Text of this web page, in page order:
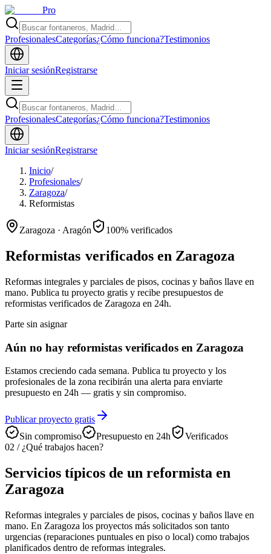
Pro
ProfesionalesCategorías¿Cómo funciona?Testimonios
Iniciar sesiónRegistrarse
ProfesionalesCategorías¿Cómo funciona?Testimonios
Iniciar sesiónRegistrarse
Inicio/
Profesionales/
Zaragoza/
Reformistas
Zaragoza · Aragón 100% verificados
Reformistas verificados en Zaragoza
Reformas integrales y parciales de pisos, cocinas y baños llave en
mano. Publica tu proyecto gratis y recibe presupuestos de
reformistas verificados de Zaragoza en 24h.
Parte sin asignar
Aún no hay reformistas verificados en Zaragoza
Estamos creciendo cada semana. Publica tu proyecto y los
profesionales de la zona recibirán una alerta para enviarte
presupuesto en 24h — gratis y sin compromiso.
Publicar proyecto gratis
Sin compromiso
Presupuesto en 24h
Verificados
02 / ¿Qué trabajos hacen?
Servicios típicos de un reformista en
Zaragoza
Reformas integrales y parciales de pisos, cocinas y baños llave en
mano. En Zaragoza los proyectos más solicitados son tanto
urgencias (reparaciones puntuales en piso o local) como trabajos
planificados dentro de reformas integrales.